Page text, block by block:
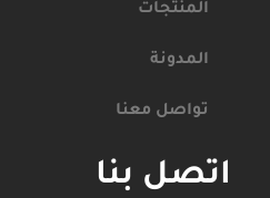
المنتجات
المدونة
تواصل معنا
اتصل بنا